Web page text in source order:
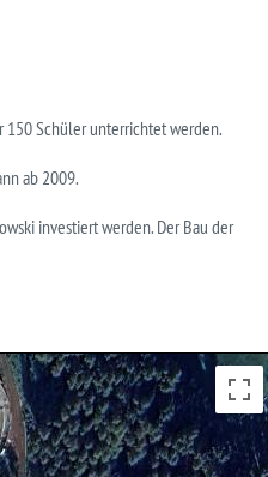
150 Schü­ler un­ter­richtet werden.
ab 2009.
in­ves­tiert werden. Der Bau der